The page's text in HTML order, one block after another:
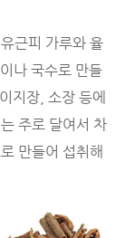
근피 가루와 율
나 국수로 만들
지장, 소장 등에
주로 달여서 차
만들어 섭취해